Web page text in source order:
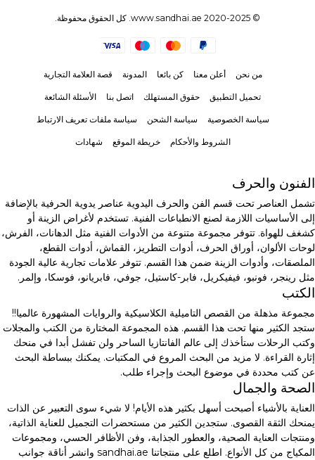
© 2020-2025 www.sandhai.ae. كل الحقوق محفوظة.
من نحن أعلن معنا كن بائعا المدونة قصة العلامة التجارية
تحميل التطبيق حقوق المستهلك اتصل بنا الأسئلة الشائعة
سياسة الخصوصية سياسة الشحن سياسة ملفات تعريف الارتباط
الشروط والأحكام خريطة الموقع شهادات
الفنون والحرف
تشمل العناصر تحت قسم الفن والحرف اليدوية عناصر يدوية الحرفية بالإضافة
إلى الأساسيات اللازمة لصنع الانطباعات الفنية. تستخدم لأغراض الزينة أو
كشغف للهواة. تتوفر مجموعة متنوعة من الأدوات الفنية مثل الدهانات، الفرش،
لوحات الألوان، أوراق الحرف، أدوات التطريز، القماش، أدوات القطع،
الملصقات، وأدوات الزينة ضمن هذا القسم. تتوفر علامات تجارية عالية الجودة
مثل رينجر، فونبو، فيفيكريل، فابر-كاستيل، جوفي، فابريانو، فوسكا، وإلمر.
الكتب
مجموعة مذهلة من القصص التاميلية الكلاسيكية والروايات المشهورة عالميا!!
ستجد الكثير منها تحت هذا القسم. هذه المجموعة المختارة من الكتب والمجلات
وكتب الرحلات ستأخذك إلى عالم الفانتازيا الساحر ولن تفشل أبدا في منحك
إثارة القراءة. لا مزيد من البحث المروع في المكتبات. يمكنك ببساطة البحث
عن كتب محددة في موضوع البحث وإجراء طلب.
الصحة والجمال
العناية بالأشياء أصبحت أسهل بكثير هذه الأيام! لا شيء سوى التعبير عن الذات
يمنحك الثقة القصوى. ستجدين الكثير من مستحضرات التجميل للعناية الذاتية،
ومنتجات العناية الصحية، والعطور الجذابة، وفن الأظافر الحسي، ومجموعات
المكياج من كل الأنواع. اطلع على منتجاتنا sandhai.ae وانشر أناقة جوانب